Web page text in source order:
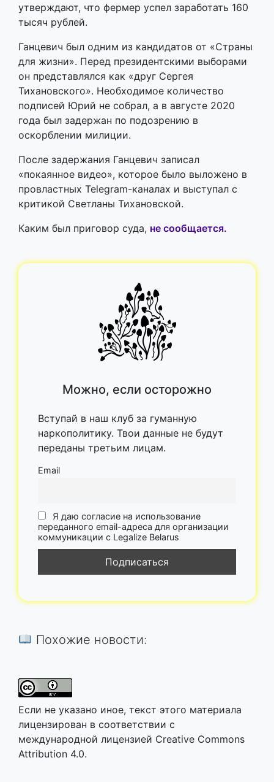
утверждают, что фермер успел заработать 160
тысяч рублей.
Ганцевич был одним из кандидатов от «Страны
для жизни». Перед президентскими выборами
он представлялся как «друг Сергея
Тихановского». Необходимое количество
подписей Юрий не собрал, а в августе 2020
года был задержан по подозрению в
оскорблении милиции.
После задержания Ганцевич записал
«покаянное видео», которое было выложено в
провластных Telegram-каналах и выступал с
критикой Светланы Тихановской.
Каким был приговор суда, не сообщается.
Можно, если осторожно
Вступай в наш клуб за гуманную
наркополитику. Твои данные не будут
переданы третьим лицам.
Email
Я даю согласие на использование
переданного email-адреса для организации
коммуникации с Legalize Belarus
Похожие новости:
Если не указано иное, текст этого материала
лицензирован в соответствии с
международной лицензией Creative Commons
Attribution 4.0.